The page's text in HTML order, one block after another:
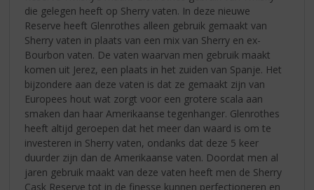
die gelegen heeft op Sherry vaten. In deze nieuwe
Reserve heeft Glenrothes alleen gebruik gemaakt van
Sherry vaten in plaats van een mix van Sherry en ex-
Bourbon vaten. De vaten waarvan men gebruik maakt
komen uit Jerez, een plaats in het zuiden van Spanje. Het
bijzondere aan deze vaten is dat ze gemaakt zijn van
Europees hout wat zorgt voor een grotere scala aan
smaken dan haar Amerikaanse tegenhanger. Glenrothes
heeft altijd geroepen dat het meer dan waard is om te
investeren in Sherry vaten, ondanks dat deze 5 keer
duurder zijn dan de Amerikaanse vaten. Doordat men al
jaren gebruik maakt van deze vaten heeft men de Sherry
Cask Reserve tot in de finesse kunnen perfectioneren en